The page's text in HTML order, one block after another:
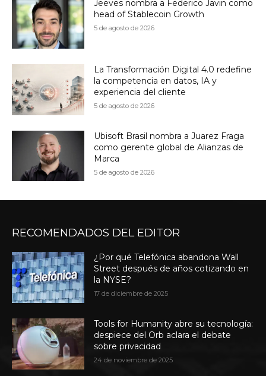
Jeeves nombra a Federico Javin como
head of Stablecoin Growth
5 de agosto de 2026
La Transformación Digital 4.0 redefine
la competencia en datos, IA y
experiencia del cliente
5 de agosto de 2026
Ubisoft Brasil nombra a Juarez Fraga
como gerente global de Alianzas de
Marca
5 de agosto de 2026
RECOMENDADOS DEL EDITOR
¿Por qué Telefónica abandona Wall
Street después de años cotizando en
la NYSE?
17 de diciembre de 2025
Tools for Humanity abre su tecnología:
despiece del Orb aclara el debate
sobre privacidad
24 de noviembre de 2025